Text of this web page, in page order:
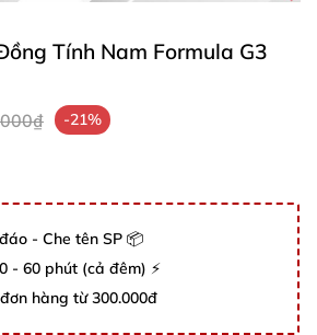
Tính Nam Formula G3
-21%
- Che tên SP 📦
- 60 phút (cả đêm) ⚡
hàng từ 300.000đ